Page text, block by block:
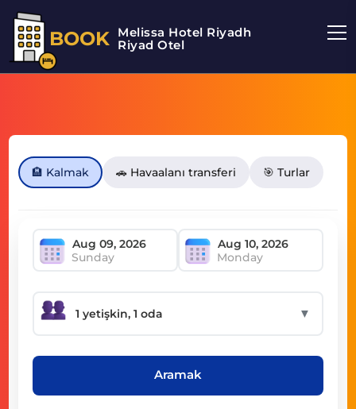
BOOK Melissa Hotel Riyadh
Riyad Otel
🏨 Kalmak 🚗 Havaalanı transferi 🎯 Turlar
Sunday Monday
▼
Aramak